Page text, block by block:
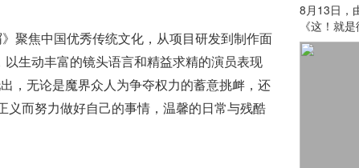
聚焦中国优秀传统文化，从项目研发到制作面
生动丰富的镜头语言和精益求精的演员表现
，无论是魔界众人为争夺权力的蓄意挑衅，还
义而努力做好自己的事情，温馨的日常与残酷
8月13日，
《这！就